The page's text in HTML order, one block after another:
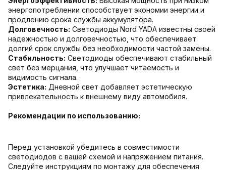
энергопотреблении способствует экономии энергии и
продлению срока службы аккумулятора.
Долговечность: Светодиоды Nord YADA известны своей
надежностью и долговечностью, что обеспечивает
долгий срок службы без необходимости частой замены.
Стабильность: Светодиоды обеспечивают стабильный
свет без мерцания, что улучшает читаемость и
видимость сигнала.
Эстетика: Дневной свет добавляет эстетическую
привлекательность к внешнему виду автомобиля.
Рекомендации по использованию:
Перед установкой убедитесь в совместимости
светодиодов с вашей схемой и напряжением питания.
Следуйте инструкциям по монтажу для обеспечения